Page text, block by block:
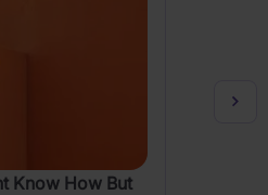
Know How But